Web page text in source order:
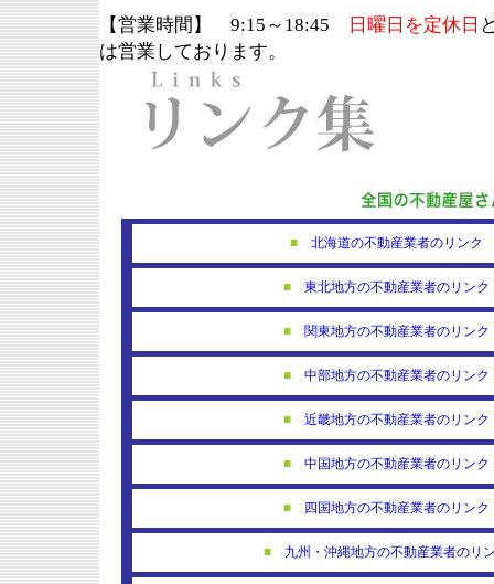
【営業時間】 9:15～18:45 日曜日を定休日
は営業しております。
■ 北海道の不動産業者のリンク
■ 東北地方の不動産業者のリンク
■ 関東地方の不動産業者のリンク
■ 中部地方の不動産業者のリンク
■ 近畿地方の不動産業者のリンク
■ 中国地方の不動産業者のリンク
■ 四国地方の不動産業者のリンク
■ 九州・沖縄地方の不動産業者のリ